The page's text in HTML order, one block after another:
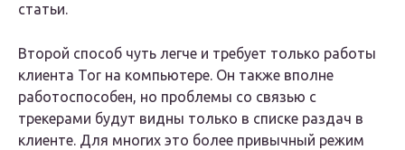
статьи.
Второй способ чуть легче и требует только работы
клиента Tor на компьютере. Он также вполне
работоспособен, но проблемы со связью с
трекерами будут видны только в списке раздач в
клиенте. Для многих это более привычный режим